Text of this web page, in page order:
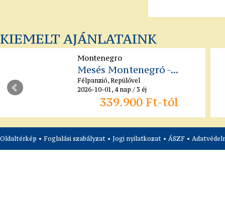
KIEMELT AJÁNLATAINK
Montenegro
Mesés Montenegró -...
Félpanzió, Repülővel
2026-10-01, 4 nap / 3 éj
339.900 Ft-tól
Oldaltérkép • Foglalási szabályzat • Jogi nyilatkozat • ÁSZF •